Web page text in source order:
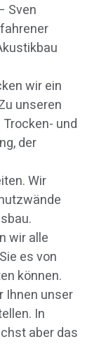
Sven
wir ein
unseren
und
der
Wir
wir alle
es von
können.
Ihnen unser
In
aber das